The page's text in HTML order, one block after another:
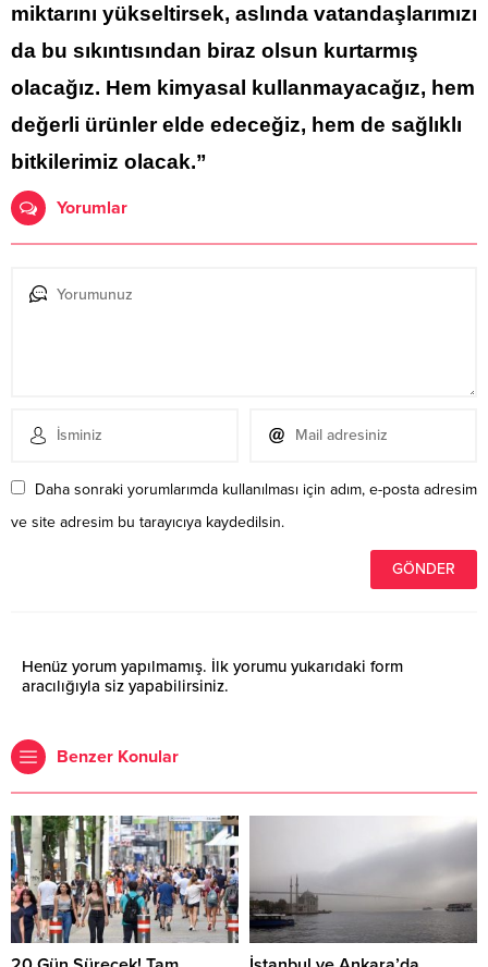
miktarını yükseltirsek, aslında vatandaşlarımızı
da bu sıkıntısından biraz olsun kurtarmış
olacağız. Hem kimyasal kullanmayacağız, hem
değerli ürünler elde edeceğiz, hem de sağlıklı
bitkilerimiz olacak.”
Yorumlar
Daha sonraki yorumlarımda kullanılması için adım, e-posta adresim
ve site adresim bu tarayıcıya kaydedilsin.
Henüz yorum yapılmamış. İlk yorumu yukarıdaki form
aracılığıyla siz yapabilirsiniz.
Benzer Konular